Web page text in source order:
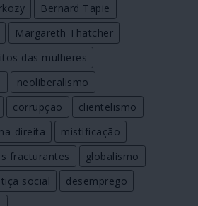
Bernard Tapie
Margareth Thatcher
das mulheres
neoliberalismo
corrupção
clientelismo
direita
mistificação
fracturantes
globalismo
social
desemprego